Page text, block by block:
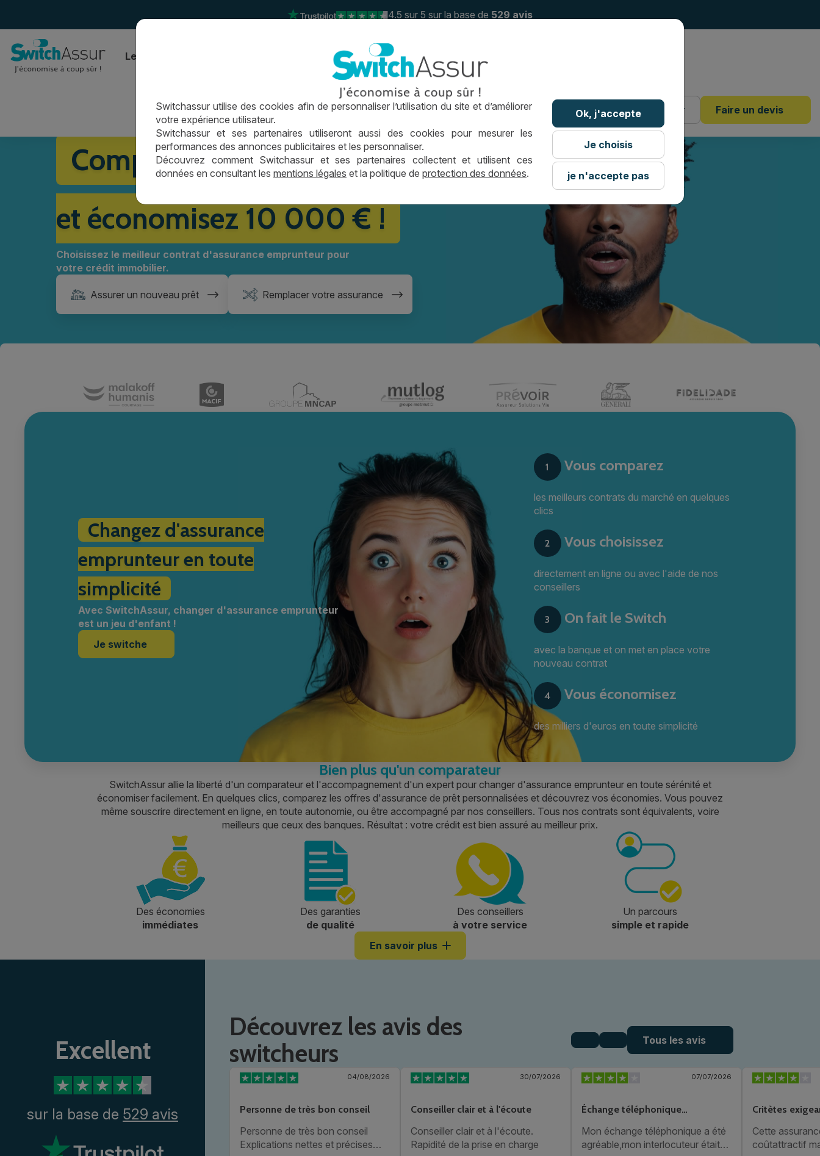
4.5sur 5 sur la base de 529 avis
Le comparateur Le crédit immo Conseils
04 26 04 18 88 Mon dossier Faire un devis
Une simulation rapide pouréconomiser sur votre prêt immobilier
Comparez les assurances de prêt
et économisez 10 000 € !
Choisissez le meilleur contrat d'assurance emprunteur pour
votre crédit immobilier.
Assurer un nouveau prêt Remplacer votre assurance
Changez d'assurance
emprunteur en toute
simplicité
Avec SwitchAssur, changer d'assurance emprunteur
est un jeu d'enfant !
Je switche
1 Vous comparez
les meilleurs contrats du marché en quelques
clics
2 Vous choisissez
directement en ligne ou avec l'aide de nos
conseillers
3 On fait le Switch
avec la banque et on met en place votre
nouveau contrat
4 Vous économisez
des milliers d'euros en toute simplicité
Bien plus qu'un comparateur
SwitchAssur allie la liberté d'un comparateur et l'accompagnement d'un expert pour changer d'assurance emprunteur en toute sérénité et
économiser facilement. En quelques clics, comparez les offres d'assurance de prêt personnalisées et découvrez vos économies. Vous pouvez
même souscrire directement en ligne, en toute autonomie, ou être accompagné par nos conseillers. Tous nos contrats sont équivalents, voire
meilleurs que ceux des banques. Résultat : votre crédit est bien assuré au meilleur prix.
Des économies
immédiates
Des garanties
de qualité
Des conseillers
à votre service
Un parcours
simple et rapide
En savoir plus
Excellent
sur la base de 529 avis
Découvrez les avis des
switcheurs
Tous les avis
04/08/2026
Personne de très bon conseil
Personne de très bon conseil
Explications nettes et précises
30/07/2026
Conseiller clair et à l'écoute
Conseiller clair et à l'écoute.
Rapidité de la prise en charge
07/07/2026
Échange téléphonique…
Mon échange téléphonique a été
agréable,mon interlocuteur était
Critètes
Cette
coûtattractif
Switchassur utilise des cookies afin de personnaliser l’utilisation du site et d’améliorer
votre expérience utilisateur.
Switchassur et ses partenaires utiliseront aussi des cookies pour mesurer les
performances des annonces publicitaires et les personnaliser.
Découvrez comment Switchassur et ses partenaires collectent et utilisent ces
données en consultant les mentions légales et la politique de protection des données.
Ok, j'accepte
Je choisis
je n'accepte pas